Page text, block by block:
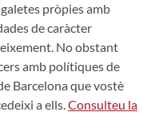
pròpies amb
de caràcter
No obstant
amb polítiques de
Barcelona que vostè
a ells.Consulteu la